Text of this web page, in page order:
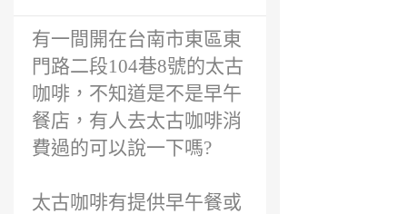
有一間開在台南市東區東
門路二段104巷8號的太古
咖啡，不知道是不是早午
餐店，有人去太古咖啡消
費過的可以說一下嗎?
太古咖啡有提供早午餐或